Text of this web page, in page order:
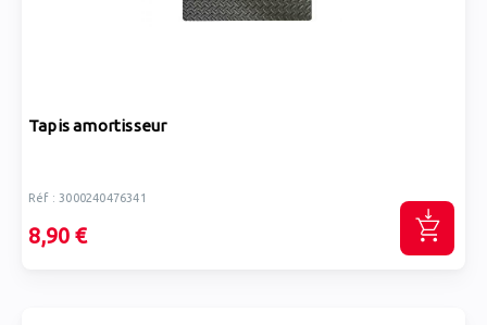
Tapis amortisseur
Réf : 3000240476341
8,90 €